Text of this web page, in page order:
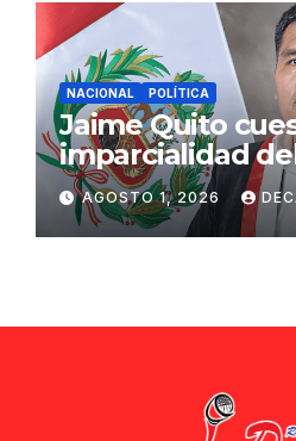
NACIONAL POLÍTICA
Jaime Quito
imparcialidad
Constitucional
de Ollanta
AGOSTO 1, 2026